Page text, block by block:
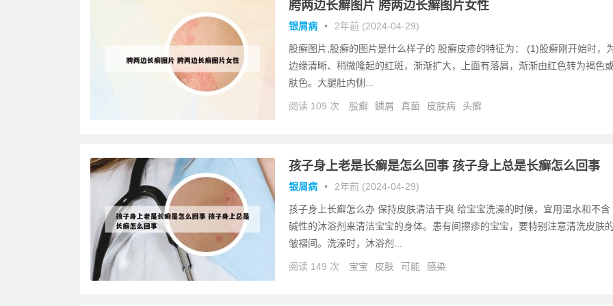
胯两边长癣图片 胯两边长癣图片女性
银屑病 • 2年前 (2024-04-29)
股癣图片,股癣的图片是什么样子的 股癣皮疹的特征为： (1)股癣刚开始时，
边缘清晰、稍微隆起的红斑，渐渐扩大，上面有落屑，渐渐由红色转为褐色或
肤色。大腿肚内侧...
阅读 109 次 股癣 鳞屑 真菌 皮肤病 头癣
孩子身上老是长癣是怎么回事 孩子身上总是长癣怎么回事
银屑病 • 2年前 (2024-04-29)
孩子身上长癣怎么办 保持皮肤清洁干爽 给宝宝洗澡的时候，宜用温水和不含
碱性的沐浴剂来清洁宝宝的身体。患有间擦疹的宝宝，要特别注意清洗皮肤的
皱褶间。洗澡时，沐浴剂...
阅读 149 次 宝宝 皮肤 可能 感染